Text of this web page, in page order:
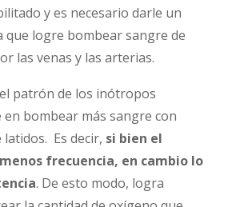
y es necesario darle un
que logre bombear sangre de
las venas y las arterias.
patrón de los inótropos
bombear más sangre con
latidos. Es decir, si bien el
frecuencia, en cambio lo
. De esto modo, logra